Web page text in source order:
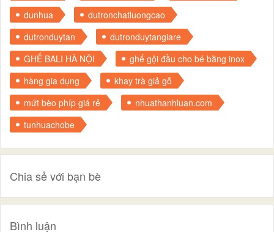
dunhua
dutronchatluongcao
dutronduytan
dutronduytangiare
GHẾ BALI HÀ NỘI
ghế gội đầu cho bé bằng inox
hàng gia dụng
khay trà giả gỗ
mứt bèo phíp giá rẻ
nhuathanhluan.com
tunhuachobe
Chia sẻ với bạn bè
Bình luận